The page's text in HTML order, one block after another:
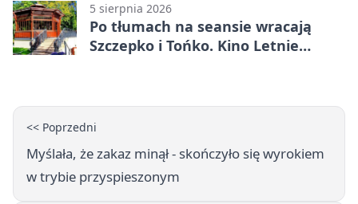
5 sierpnia 2026
Po tłumach na seansie wracają
Szczepko i Tońko. Kino Letnie
<< Poprzedni
Myślała, że zakaz minął - skończyło się wyrokiem
w trybie przyspieszonym